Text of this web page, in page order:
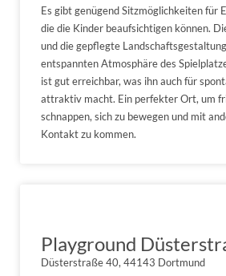
Es gibt genügend Sitzmöglichkeiten für
die die Kinder beaufsichtigen können.
und die gepflegte
entspannten Atmosphäre des
ist gut erreichbar, was ihn auch für
attraktiv macht. Ein perfekter Ort, um
schnappen, sich zu bewegen und mit
Kontakt zu kommen.
Playground
Düsterstraße 40, 44143 Dortmund